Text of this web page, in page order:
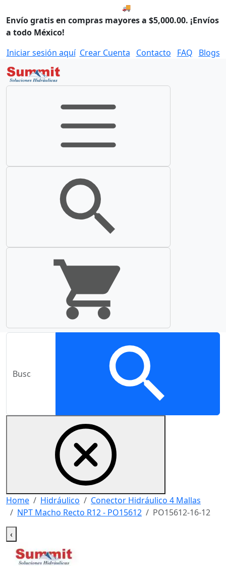
🚚 Envío el Lunes, 10 de
Envío gratis en compras mayores a $5,000.00. ¡Envíos
a todo México!
Iniciar sesión aquí Crear Cuenta Contacto FAQ Blogs
Home Hidráulico
Conector Hidráulico 4 Mallas
NPT Macho Recto R12 - PO15612
PO15612-16-12
‹